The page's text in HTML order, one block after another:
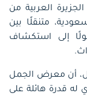
العربية من
متنقلًا بين
إلى استكشاف
أن معرض الجمل
له قدرة هائلة على